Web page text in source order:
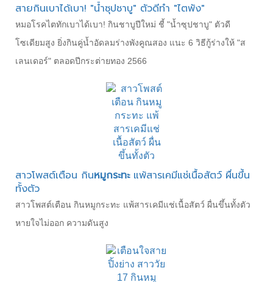
สายกินเบาได้เบา! "น้ำซุปชาบู" ตัวดีทำ "ไตพัง"
หมอโรคไตทักเบาได้เบา! กินชาบูปีใหม่ ชี้ "น้ำซุปชาบู" ตัวดี
โซเดียมสูง ยิ่งกินคู่น้ำอัดลมร่างพังคูณสอง แนะ 6 วิธีกู้ร่างให้ "ส
เลนเดอร์" ตลอดปีกระต่ายทอง 2566
สาวโพสต์เตือน กินหมูกระทะแพ้สารเคมีแช่เนื้อสัตว์ ผื่นขึ้น
ทั้งตัว
สาวโพสต์เตือน กินหมูกระทะ แพ้สารเคมีแช่เนื้อสัตว์ ผื่นขึ้นทั้งตัว
หายใจไม่ออก ความดันสูง